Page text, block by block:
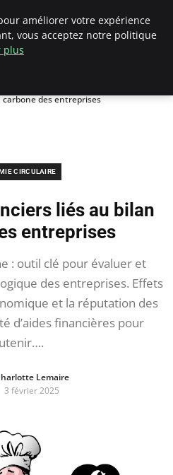
des entreprises
CIRCULAIRE
liés au bilan
entreprises
: outil clé pour évaluer et
des entreprises. Effets
et la réputation des
d’aides financières pour
Lemaire
3 février 2025
améliorer votre expérience
vous acceptez notre politique
plus